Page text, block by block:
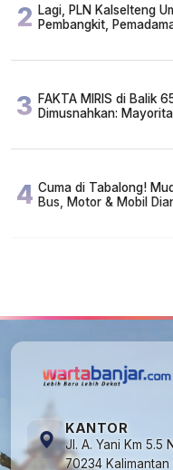
2 Lagi, PLN Kalselteng
Pembangkit,
3 FAKTA MIRIS di Balik
Dimusnahkan:
4 Cuma di Tabalong!
Bus, Motor & Mobil
KANTOR
Jl. A. Yani Km 5.5
70234 Kalimantan